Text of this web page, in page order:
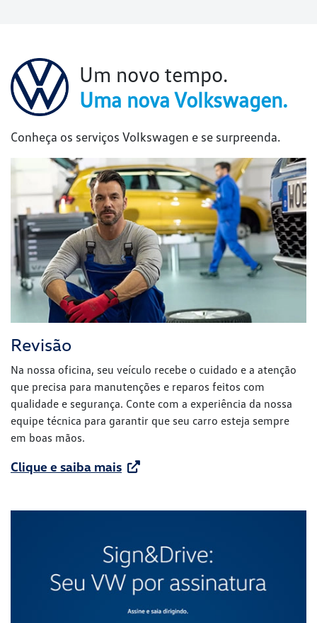
Um novo tempo.
Uma nova Volkswagen.
Conheça os serviços Volkswagen e se surpreenda.
Revisão
Na nossa oficina, seu veículo recebe o cuidado e a atenção
que precisa para manutenções e reparos feitos com
qualidade e segurança. Conte com a experiência da nossa
equipe técnica para garantir que seu carro esteja sempre
em boas mãos.
Clique e saiba mais